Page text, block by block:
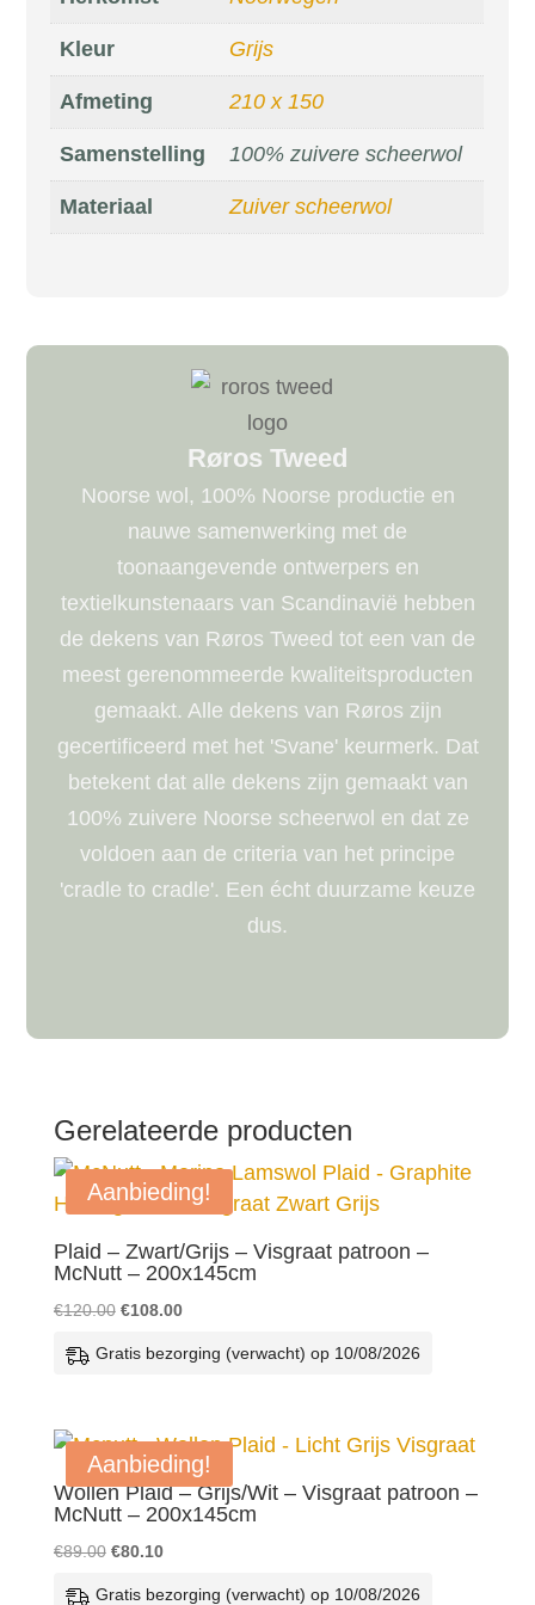
Kleur Grijs
Afmeting 210 x 150
Samenstelling 100% zuivere scheerwol
Materiaal Zuiver scheerwol
Røros Tweed
Noorse wol, 100% Noorse productie en
nauwe samenwerking met de
toonaangevende ontwerpers en
textielkunstenaars van Scandinavië hebben
de dekens van Røros Tweed tot een van de
meest gerenommeerde kwaliteitsproducten
gemaakt. Alle dekens van Røros zijn
gecertificeerd met het 'Svane' keurmerk. Dat
betekent dat alle dekens zijn gemaakt van
100% zuivere Noorse scheerwol en dat ze
voldoen aan de criteria van het principe
'cradle to cradle'. Een écht duurzame keuze
dus.
Gerelateerde producten
Aanbieding!
Plaid – Zwart/Grijs – Visgraat patroon –
McNutt – 200x145cm
€120.00 Oorspronkelijke
€108.00Huidige
Gratis bezorging (verwacht) op 10/08/2026
Aanbieding!
Wollen Plaid – Grijs/Wit – Visgraat patroon –
McNutt – 200x145cm
€89.00 Oorspronkelijke
€80.10Huidige
Gratis bezorging (verwacht) op 10/08/2026